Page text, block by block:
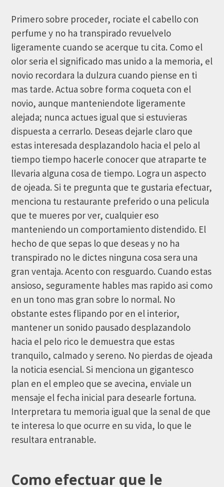
Primero sobre proceder, rociate el cabello con
perfume y no ha transpirado revuelvelo
ligeramente cuando se acerque tu cita. Como el
olor seri­a el significado mas unido a la memoria, el
novio recordara la dulzura cuando piense en ti
mas tarde. Actua sobre forma coqueta con el
novio, aunque manteniendote ligeramente
alejada; nunca actues igual que si estuvieras
dispuesta a cerrarlo. Deseas dejarle claro que
estas interesada desplazandolo hacia el pelo al
tiempo tiempo hacerle conocer que atraparte te
llevaria alguna cosa de tiempo. Logra un aspecto
de ojeada. Si te pregunta que te gustaria efectuar,
menciona tu restaurante preferido o una pelicula
que te mueres por ver, cualquier eso
manteniendo un comportamiento distendido. El
hecho de que sepas lo que deseas y no ha
transpirado no le dictes ninguna cosa sera una
gran ventaja. Acento con resguardo. Cuando estas
ansioso, seguramente hables mas rapido asi­ como
en un tono mas gran sobre lo normal. No
obstante estes flipando por en el interior,
mantener un sonido pausado desplazandolo
hacia el pelo rico le demuestra que estas
tranquilo, calmado y sereno. No pierdas de ojeada
la noticia esencial. Si menciona un gigantesco
plan en el empleo que se avecina, enviale un
mensaje el fecha inicial para desearle fortuna.
Interpretara tu memoria igual que la senal de que
te interesa lo que ocurre en su vida, lo que le
resultara entranable.
Como efectuar que le